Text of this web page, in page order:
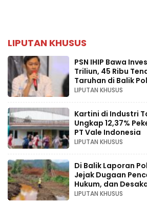
LIPUTAN KHUSUS
PSN IHIP Bawa
Triliun, 45 Ribu
Taruhan di Balik
LIPUTAN KHUSUS
Kartini di Industri
Ungkap 12,37%
PT Vale Indonesia
LIPUTAN KHUSUS
Di Balik Laporan
Jejak Dugaan
Hukum, dan
LIPUTAN KHUSUS